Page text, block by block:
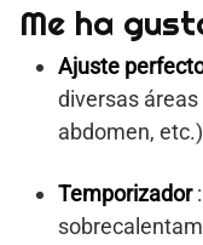
Me ha
Ajuste
diversas
abdomen,
Temporizador